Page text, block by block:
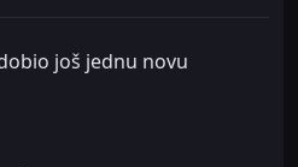
još jednu novu